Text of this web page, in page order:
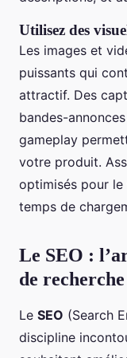
Utilisez des
Les images et
puissants qui
attractif. Des
bandes-
gameplay
votre produit.
optimisés pour
temps de
Le SEO :
de recherche
Le SEO (Search
discipline